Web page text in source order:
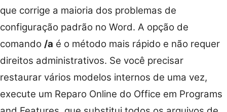
que corrige a maioria dos problemas de
configuração padrão no Word. A opção de
comando /a é o método mais rápido e não requer
direitos administrativos. Se você precisar
restaurar vários modelos internos de uma vez,
execute um Reparo Online do Office em Programs